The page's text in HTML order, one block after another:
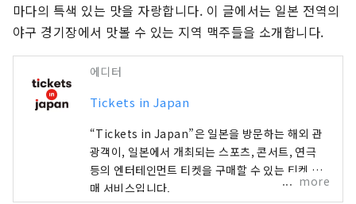
마다의 특색 있는 맛을 자랑합니다. 이 글에서는 일본 전역의
야구 경기장에서 맛볼 수 있는 지역 맥주들을 소개합니다.
에디터
Tickets in Japan
“Tickets in Japan”은 일본을 방문하는 해외 관
광객이, 일본에서 개최되는 스포츠, 콘서트, 연극
등의 엔터테인먼트 티켓을 구매할 수 있는 티켓 판
매 서비스입니다.
more